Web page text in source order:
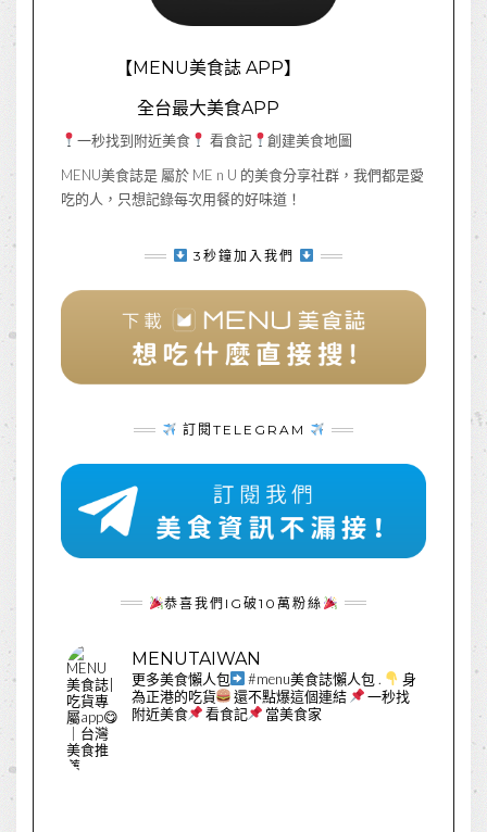
【MENU美食誌 APP】
全台最大美食APP
一秒找到附近美食 看食記
創建美食地圖
MENU美食誌是 屬於 ME n U 的美食分享社群，我們都是愛
吃的人，只想記錄每次用餐的好味道！
3秒鐘加入我們
訂閱TELEGRAM
恭喜我們IG破10萬粉絲
MENUTAIWAN
更多美食懶人包 #menu美食誌懶人包 .
身
為正港的吃貨
還不點爆這個連結
一秒找
附近美食
看食記 當美食家